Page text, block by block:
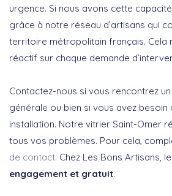
urgence. Si nous avons cette
grâce à notre réseau d’artisans qui
territoire métropolitain français. Cela
réactif sur chaque demande
Contactez-nous si vous rencontrez
générale ou bien si vous avez besoin
installation. Notre vitrier Saint-Omer
tous vos problèmes. Pour cela,
de contact. Chez Les Bons Artisans, le
engagement et gratuit.